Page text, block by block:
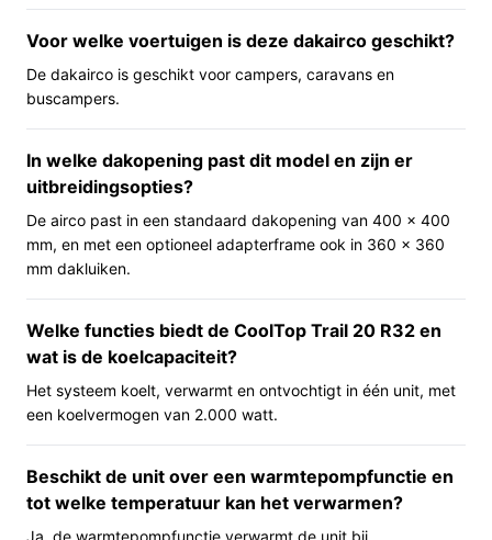
aangegeven; volgens de productinformatie is de unit
bedoeld voor ruimtes tot ongeveer 25 m². Omdat het
een vast gemonteerde dakoplossing is, merk je dat het
apparaat niet eenvoudig van voertuig wisselt zoals een
losse mobiele airco.
Belangrijkste voordelen
Wat je praktisch van deze dakairco kunt verwachten en
waarom dat relevant is.
weersomstandigheden.
Ontworpen voor dakmontage: levert
klimaatregeling zonder verlies van binnenplek op
de vloer.
Inclusief bediening en binnenunit: de unit wordt
geleverd met afstandsbediening en
binnenluchtverdeler, wat installatie en gebruik
vereenvoudigt.
Voor welke voertuigen is deze dakairco geschikt?
De dakairco is geschikt voor campers, caravans en
buscampers.
In welke dakopening past dit model en zijn er
uitbreidingsopties?
De airco past in een standaard dakopening van 400 x 400
mm, en met een optioneel adapterframe ook in 360 x 360
mm dakluiken.
Welke functies biedt de CoolTop Trail 20 R32 en
wat is de koelcapaciteit?
Het systeem koelt, verwarmt en ontvochtigt in één unit, met
een koelvermogen van 2.000 watt.
Beschikt de unit over een warmtepompfunctie en
tot welke temperatuur kan het verwarmen?
Ja, de warmtepompfunctie verwarmt de unit bij